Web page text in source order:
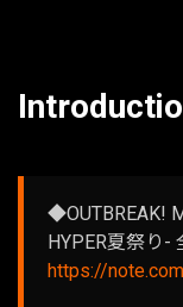
◆OUTBREAK!
HYPER夏祭り-
https://